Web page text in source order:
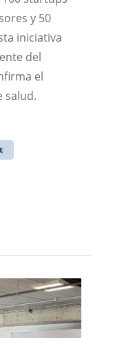
y 50
iniciativa
del
el
salud.